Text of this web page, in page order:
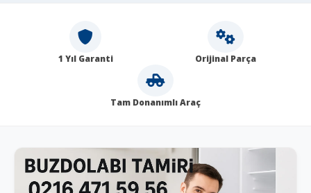
1 Yıl Garanti Orijinal Parça
Tam Donanımlı Araç